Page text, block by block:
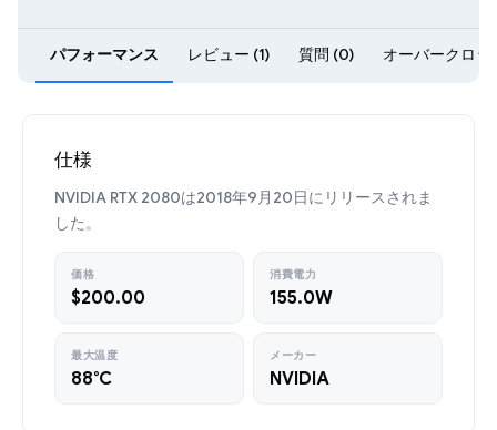
パフォーマンス レビュー (1) 質問 (0) オーバークロッ
仕様
NVIDIA RTX 2080は2018年9月20日にリリースされま
した。
価格
$200.00
消費電力
155.0W
最大温度
88°C
メーカー
NVIDIA